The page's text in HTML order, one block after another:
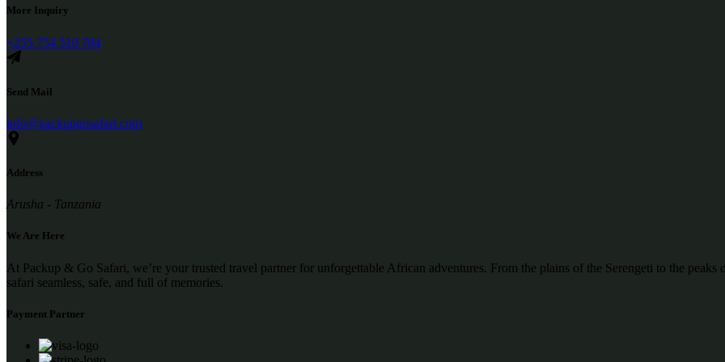
More Inquiry
+255 754 510 784
Send Mail
info@packupgosafari.com
Address
Arusha - Tanzania
We Are Here
At Packup & Go Safari, we’re your trusted travel partner for unforgettable African adventures. From the plains of the Serengeti to the
safari seamless, safe, and full of memories.
Payment Partner